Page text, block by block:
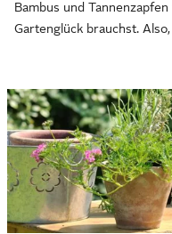
Bambus und
Gartenglück brauchst.